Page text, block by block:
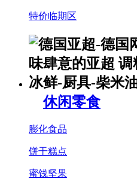
特价临期区
休闲零食
膨化食品
饼干糕点
蜜饯坚果